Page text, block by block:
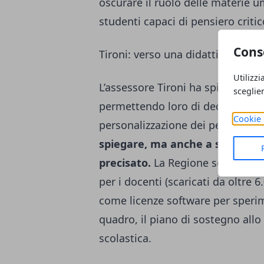
Cookie
studenti capaci di pensiero
Tironi: verso una didattica
L’assessore Tironi ha spiegato
permettendo loro di dedicare
personalizzazione dei percorsi.
spiegare, ma anche a
precisato. La Regione sostiene
per i docenti (scaricati da oltre
come licenze software per
quadro, il piano di sostegno
scolastica.